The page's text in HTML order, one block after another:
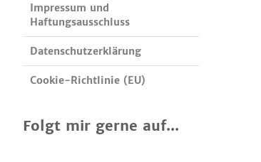
Impressum und
Haftungsausschluss
Datenschutzerklärung
Cookie-Richtlinie (EU)
Folgt mir gerne auf...